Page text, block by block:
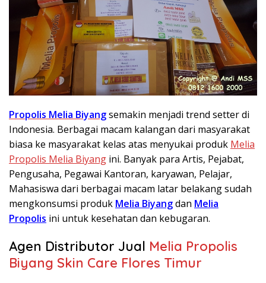
Propolis Melia Biyangsemakin menjadi trend setter di
Indonesia. Berbagai macam kalangan dari masyarakat
biasa ke masyarakat kelas atas menyukai produk Melia
Propolis Melia Biyang ini. Banyak para Artis, Pejabat,
Pengusaha, Pegawai Kantoran, karyawan, Pelajar,
Mahasiswa dari berbagai macam latar belakang sudah
mengkonsumsi produk Melia Biyangdan Melia
Propolis ini untuk kesehatan dan kebugaran.
Agen Distributor Jual Melia Propolis
Biyang Skin Care Flores Timur